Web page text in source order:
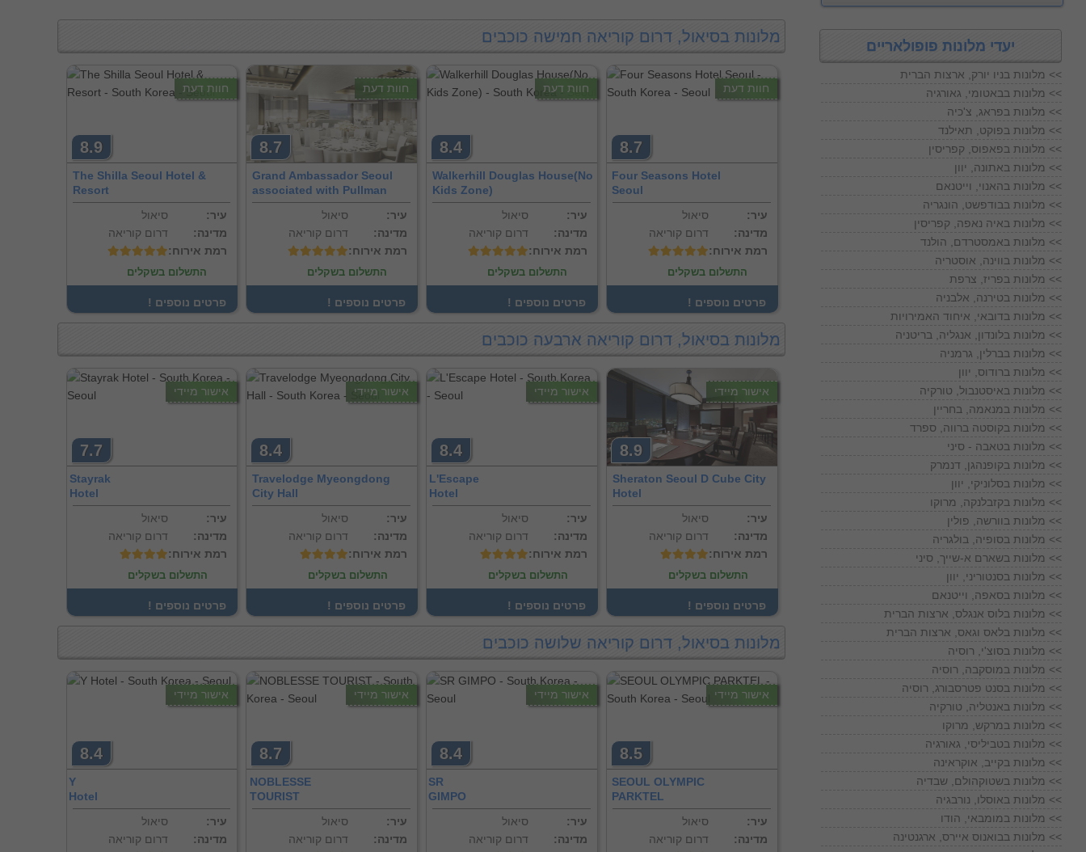
מלונות בסיאול, דרום קוריאה חמישה כוכבים
8.7
חוות דעת
Four Seasons Hotel
Seoul
סיאול
:עיר
דרום קוריאה
:מדינה
:רמת אירוח
התשלום בשקלים
! פרטים נוספים
8.4
חוות דעת
Walkerhill Douglas House(No
Kids Zone)
סיאול
:עיר
דרום קוריאה
:מדינה
:רמת אירוח
התשלום בשקלים
! פרטים נוספים
8.7
חוות דעת
Grand Ambassador Seoul
associated with Pullman
סיאול
:עיר
דרום קוריאה
:מדינה
:רמת אירוח
התשלום בשקלים
! פרטים נוספים
8.9
חוות דעת
The Shilla Seoul Hotel &
Resort
סיאול
:עיר
דרום קוריאה
:מדינה
:רמת אירוח
התשלום בשקלים
! פרטים נוספים
מלונות בסיאול, דרום קוריאה ארבעה כוכבים
8.9
אישור מיידי
Sheraton Seoul D Cube City
Hotel
סיאול
:עיר
דרום קוריאה
:מדינה
:רמת אירוח
התשלום בשקלים
! פרטים נוספים
8.4
אישור מיידי
L'Escape
Hotel
סיאול
:עיר
דרום קוריאה
:מדינה
:רמת אירוח
התשלום בשקלים
! פרטים נוספים
8.4
אישור מיידי
Travelodge Myeongdong
City Hall
סיאול
:עיר
דרום קוריאה
:מדינה
:רמת אירוח
התשלום בשקלים
! פרטים נוספים
7.7
אישור מיידי
Stayrak
Hotel
סיאול
:עיר
דרום קוריאה
:מדינה
:רמת אירוח
התשלום בשקלים
! פרטים נוספים
מלונות בסיאול, דרום קוריאה שלושה כוכבים
8.5
אישור מיידי
SEOUL OLYMPIC
PARKTEL
סיאול
:עיר
דרום קוריאה
:מדינה
8.4
אישור מיידי
SR
GIMPO
סיאול
:עיר
דרום קוריאה
:מדינה
8.7
אישור מיידי
NOBLESSE
TOURIST
סיאול
:עיר
דרום קוריאה
:מדינה
8.4
אישור מיידי
Y
Hotel
סיאול
:עיר
דרום קוריאה
:מדינה
יעדי מלונות פופולאריים
מלונות בניו יורק, ארצות הברית <<
מלונות בבאטומי, גאורגיה <<
מלונות בפראג, צ'כיה <<
מלונות בפוקט, תאילנד <<
מלונות בפאפוס, קפריסין <<
מלונות באתונה, יוון <<
מלונות בהאנוי, וייטנאם <<
מלונות בבודפשט, הונגריה <<
מלונות באיה נאפה, קפריסין <<
מלונות באמסטרדם, הולנד <<
מלונות בווינה, אוסטריה <<
מלונות בפריז, צרפת <<
מלונות בטירנה, אלבניה <<
מלונות בדובאי, איחוד האמירויות <<
מלונות בלונדון, אנגליה, בריטניה <<
מלונות בברלין, גרמניה <<
מלונות ברודוס, יוון <<
מלונות באיסטנבול, טורקיה <<
מלונות במנאמה, בחריין <<
מלונות בקוסטה ברווה, ספרד <<
מלונות בטאבה - סיני <<
מלונות בקופנהגן, דנמרק <<
מלונות בסלוניקי, יוון <<
מלונות בקזבלנקה, מרוקו <<
מלונות בוורשה, פולין <<
מלונות בסופיה, בולגריה <<
מלונות בשארם א-שייך, סיני <<
מלונות בסנטוריני, יוון <<
מלונות בסאפה, וייטנאם <<
מלונות בלוס אנגלס, ארצות הברית <<
מלונות בלאס וגאס, ארצות הברית <<
מלונות בסוצ'י, רוסיה <<
מלונות במוסקבה, רוסיה <<
מלונות בסנט פטרסבורג, רוסיה <<
מלונות באנטליה, טורקיה <<
מלונות במרקש, מרוקו <<
מלונות בטביליסי, גאורגיה <<
מלונות בקייב, אוקראינה <<
מלונות בשטוקהולם, שבדיה <<
מלונות באוסלו, נורבגיה <<
מלונות במומבאי, הודו <<
מלונות בבואנוס איירס, ארגנטינה <<